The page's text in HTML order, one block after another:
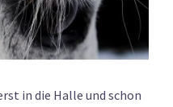
in die Halle und schon